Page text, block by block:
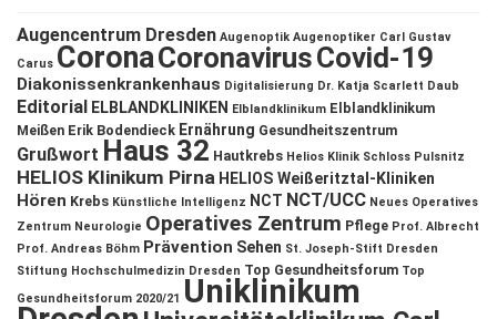
Augencentrum Dresden Augenoptik Augenoptiker Carl Gustav
Carus CoronaCoronavirusCovid-19
Diakonissenkrankenhaus Digitalisierung Dr. Katja Scarlett Daub
Editorial ELBLANDKLINIKEN Elblandklinikum Elblandklinikum
Meißen Erik Bodendieck Ernährung Gesundheitszentrum
Grußwort Haus 32 Hautkrebs Helios Klinik Schloss Pulsnitz
HELIOS Klinikum Pirna HELIOS Weißeritztal-Kliniken
Hören Krebs Künstliche Intelligenz NCT NCT/UCC Neues Operatives
Zentrum Neurologie Operatives Zentrum Pflege Prof. Albrecht
Prof. Andreas Böhm Prävention Sehen St. Joseph-Stift Dresden
Stiftung Hochschulmedizin Dresden Top Gesundheitsforum Top
Gesundheitsforum 2020/21 Uniklinikum